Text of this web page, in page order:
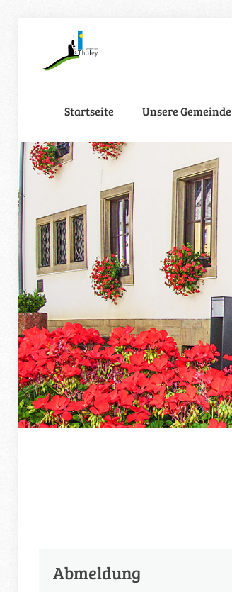
Startseite Unsere Gemeinde
Abmeldung